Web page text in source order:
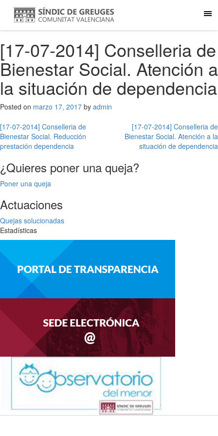
[17-07-2014] Conselleria de
Bienestar Social. Atención a
la situación de dependencia
Posted on marzo 17, 2017 by admin
Navegación
de
entradas
[17-07-2014] Conselleria de
Bienestar Social. Reducción
prestación dependencia
[17-07-2014] Conselleria de
Bienestar Social. Atención a la
situación de dependencia
¿Quieres poner una queja?
Poner una queja
Actuaciones
Quejas solucionadas
Estadísticas